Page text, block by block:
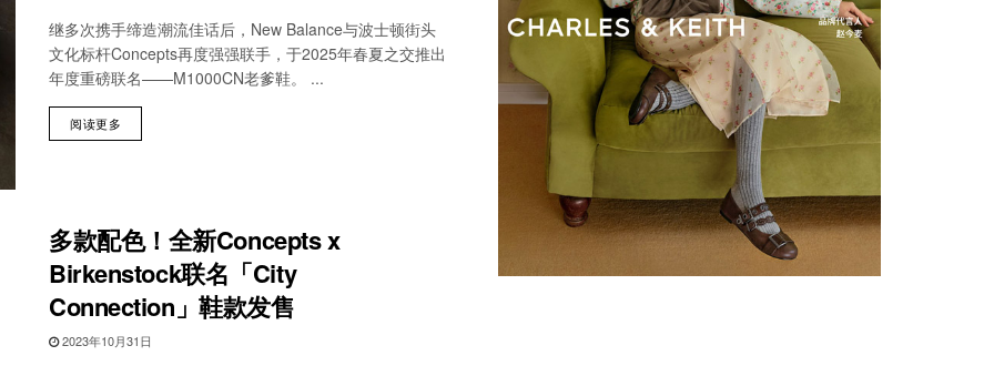
继多次携手缔造潮流佳话后，New Balance与波士顿街头
文化标杆Concepts再度强强联手，于2025年春夏之交推出
年度重磅联名——M1000CN老爹鞋。 ...
阅读更多
多款配色！全新Concepts x
Birkenstock联名「City
Connection」鞋款发售
2023年10月31日